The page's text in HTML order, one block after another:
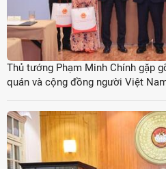
Thủ tướng Phạm Minh Chính gặp
quán và cộng đồng người Việt